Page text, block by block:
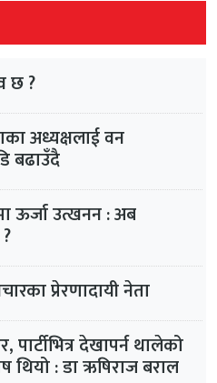
छ ?
अध्यक्षलाई वन
बढाउँदै
ऊर्जा उत्खनन : अब
प्रेरणादायी नेता
देखापर्न थालेको
थियो : डा ऋषिराज बराल